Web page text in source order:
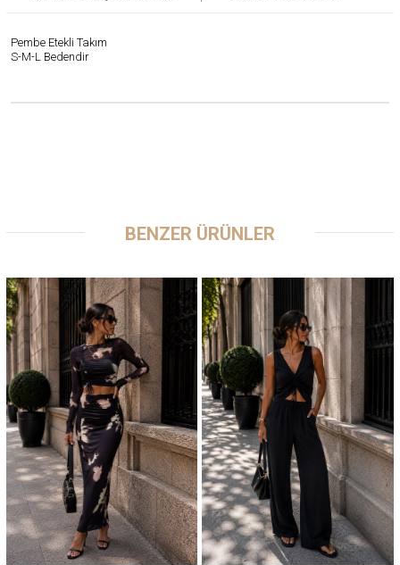
Pembe Etekli Takım
S-M-L Bedendir
BENZER ÜRÜNLER